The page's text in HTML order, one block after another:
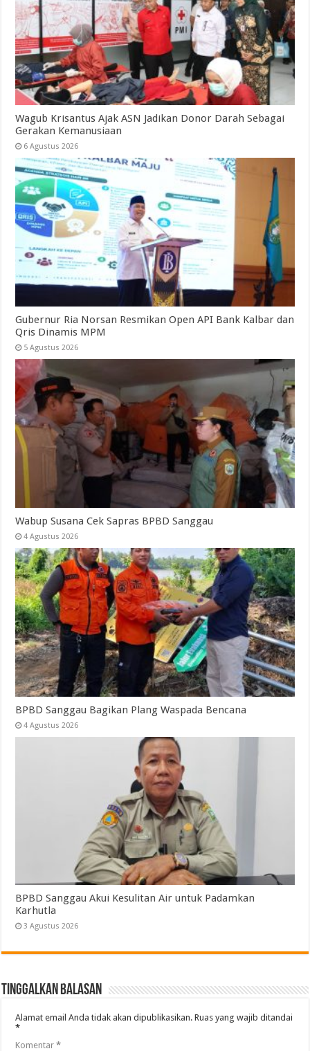
Wagub Krisantus Ajak ASN Jadikan Donor Darah Sebagai
Gerakan Kemanusiaan
6 Agustus 2026
Gubernur Ria Norsan Resmikan Open API Bank Kalbar dan
Qris Dinamis MPM
5 Agustus 2026
Wabup Susana Cek Sapras BPBD Sanggau
4 Agustus 2026
BPBD Sanggau Bagikan Plang Waspada Bencana
4 Agustus 2026
BPBD Sanggau Akui Kesulitan Air untuk Padamkan
Karhutla
3 Agustus 2026
Tinggalkan Balasan
Alamat email Anda tidak akan dipublikasikan. Ruas yang wajib ditandai
*
Komentar*